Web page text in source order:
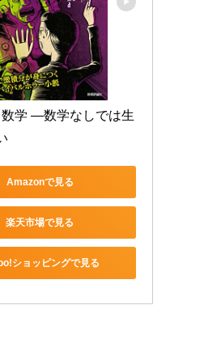
数学 ―数学なしでは生
Amazonで見る
楽天市場で見る
ショッピングで見る